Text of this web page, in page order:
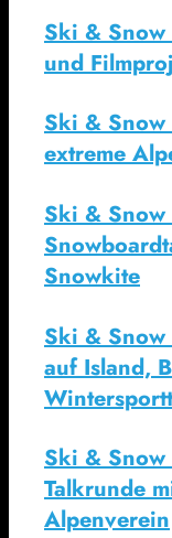
Ski & Snow
und
Ski &
extreme
Ski & Snow
Snowkite
Ski &
auf Island,
Ski & Snow
Talkrunde
Alpenverein